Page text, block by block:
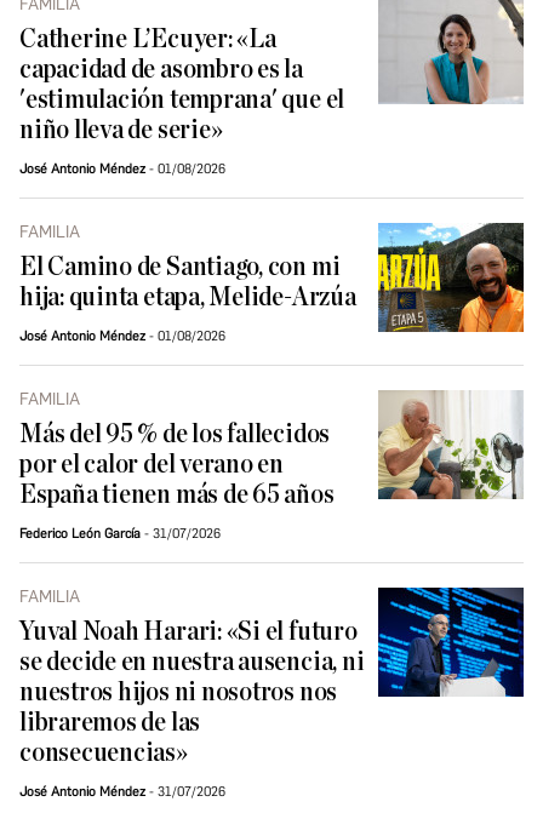
Catherine L’Ecuyer: «La
capacidad de asombro es la
'estimulación temprana' que el
niño lleva de serie»
José Antonio Méndez 01/08/2026
FAMILIA
El Camino de Santiago, con mi
hija: quinta etapa, Melide-Arzúa
José Antonio Méndez 01/08/2026
FAMILIA
Más del 95 % de los fallecidos
por el calor del verano en
España tienen más de 65 años
Federico León García 31/07/2026
FAMILIA
Yuval Noah Harari: «Si el futuro
se decide en nuestra ausencia, ni
nuestros hijos ni nosotros nos
libraremos de las
consecuencias»
José Antonio Méndez 31/07/2026